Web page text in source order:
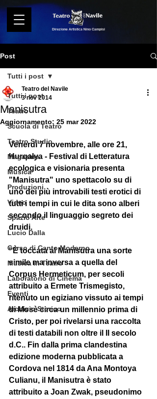
Direzione Artistica Nino Campisi
Post
Tutti i post
Teatro
Scuola di Teatro
Teatro Studio
Magazine
Musica
Produzioni
Video
Spazio Arte
Lucio Dalla
Corso di Canto Moderno
Musica in Teatro
Laboratorio di Cinema
Eventi
Archivio Storico
Tutti i post
Manisutra
Teatro del Navile
3 nov 2014
Aggiornamento: 25 mar 2022
Venerdì 7 novembre, alle ore 21,
Hurqalya - Festival di Letteratura
ecologica e visionaria presenta
"Manisutra" uno spettacolo su di
uno dei più introvabili testi erotici di
tutti i tempi in cui le dita sono alberi
secondo il linguaggio segreto dei
druidi.
"È toccata al Manisutra una sorte
simile ma inversa a quella del
Corpus Hermeticum, per secoli
attribuito a Ermete Trismegisto,
ritenuto un egiziano vissuto ai tempi
di Mosè circa un millennio prima di
Cristo, per poi rivelarsi una raccolta
di testi databili non oltre il II secolo
d.C.. Fin dalla prima clandestina
edizione moderna pubblicata a
Cordova nel 1814 da Ana Montoya
Culianu, il Manisutra è stato
attribuito a Joan Zwak, pseudonimo